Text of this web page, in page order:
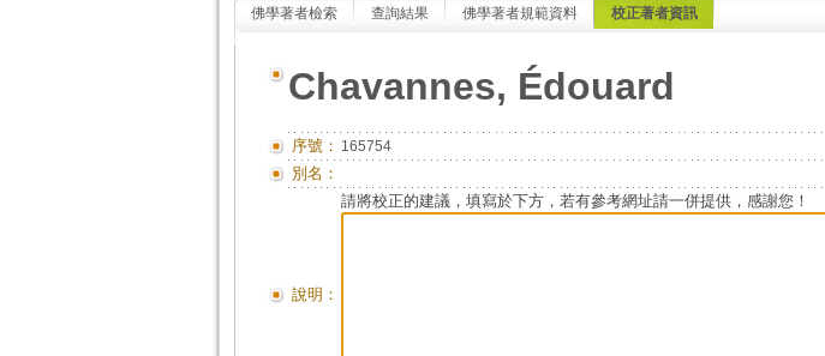
佛學著者檢索 查詢結果 佛學著者規範資料 校正著者資訊
Chavannes, Édouard
序號： 165754
別名：
說明：
請將校正的建議，填寫於下方，若有參考網址請一併提供，感謝您！